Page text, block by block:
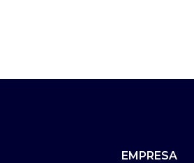
EMPRESA